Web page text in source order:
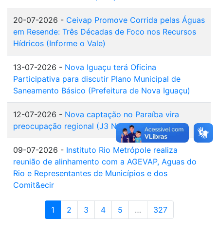
20-07-2026 - Ceivap Promove Corrida pelas Águas
em Resende: Três Décadas de Foco nos Recursos
Hídricos (Informe o Vale)
13-07-2026 - Nova Iguaçu terá Oficina
Participativa para discutir Plano Municipal de
Saneamento Básico (Prefeitura de Nova Iguaçu)
12-07-2026 - Nova captação no Paraíba vira
preocupação regional (J3 News)
09-07-2026 - Instituto Rio Metrópole realiza
reunião de alinhamento com a AGEVAP, Aguas do
Rio e Representantes de Municípios e dos
Comit&ecir
1 2 3 4 5 … 327